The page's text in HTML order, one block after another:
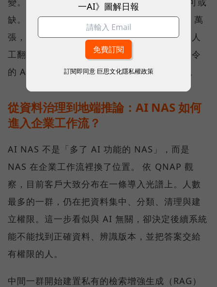
缺。」劉文義舉例，當照片累積到 10 萬、20 萬
張，要找出其中幾張特定畫面，已不可能只靠人
工翻找。此時，能理解內容、接受自然語言指令
的 AI 工具，會從加分功能逐漸變成必要條件。
從資料治理到地端推論：AI NAS 如何
進入企業工作流？
AI NAS 不是「多了 AI 功能的 NAS」，而是
NAS 在企業工作流裡換了位置。 依 QNAP 觀
察，目前客戶大致分布在一條導入光譜上。人數
最多的一群，仍在把資料集中、分類、清理與建
立權限。這一步看似與 AI 無關，卻決定後續系統
能不能找到正確資料、辨識版本，並把答案交給
有權限的人。
中間一群開始建置私有的檢索增強生成（RAG）
一AI》圖解日報
訂閱即同意 巨思文化隱私權政策